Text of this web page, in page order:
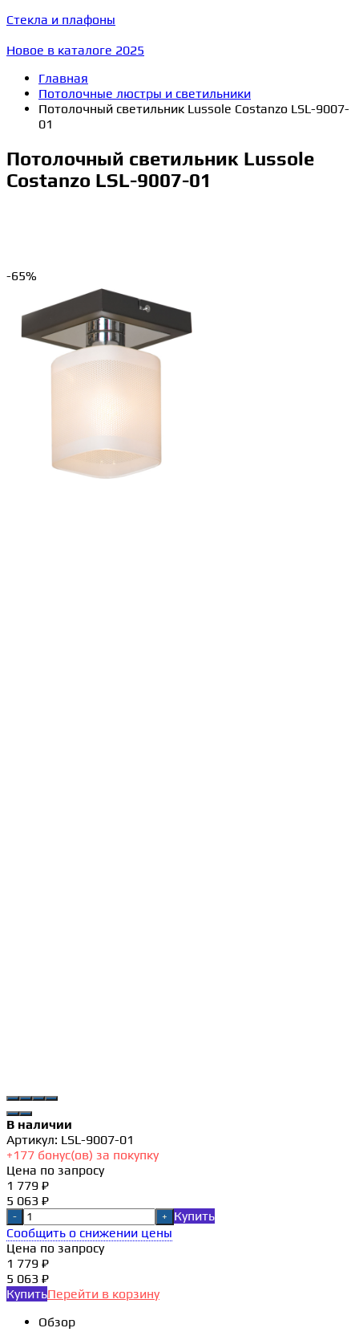
Стекла и плафоны
Новое в каталоге 2025
Главная
Потолочные люстры и светильники
Потолочный светильник Lussole Costanzo LSL-9007-
01
Потолочный светильник Lussole
Costanzo LSL-9007-01
-65%
В наличии
Артикул: LSL-9007-01
+177 бонус(ов) за покупку
Цена по запросу
1 779 ₽
5 063 ₽
- +
Купить
Сообщить о снижении цены
Цена по запросу
1 779 ₽
5 063 ₽
КупитьПерейти в корзину
Обзор